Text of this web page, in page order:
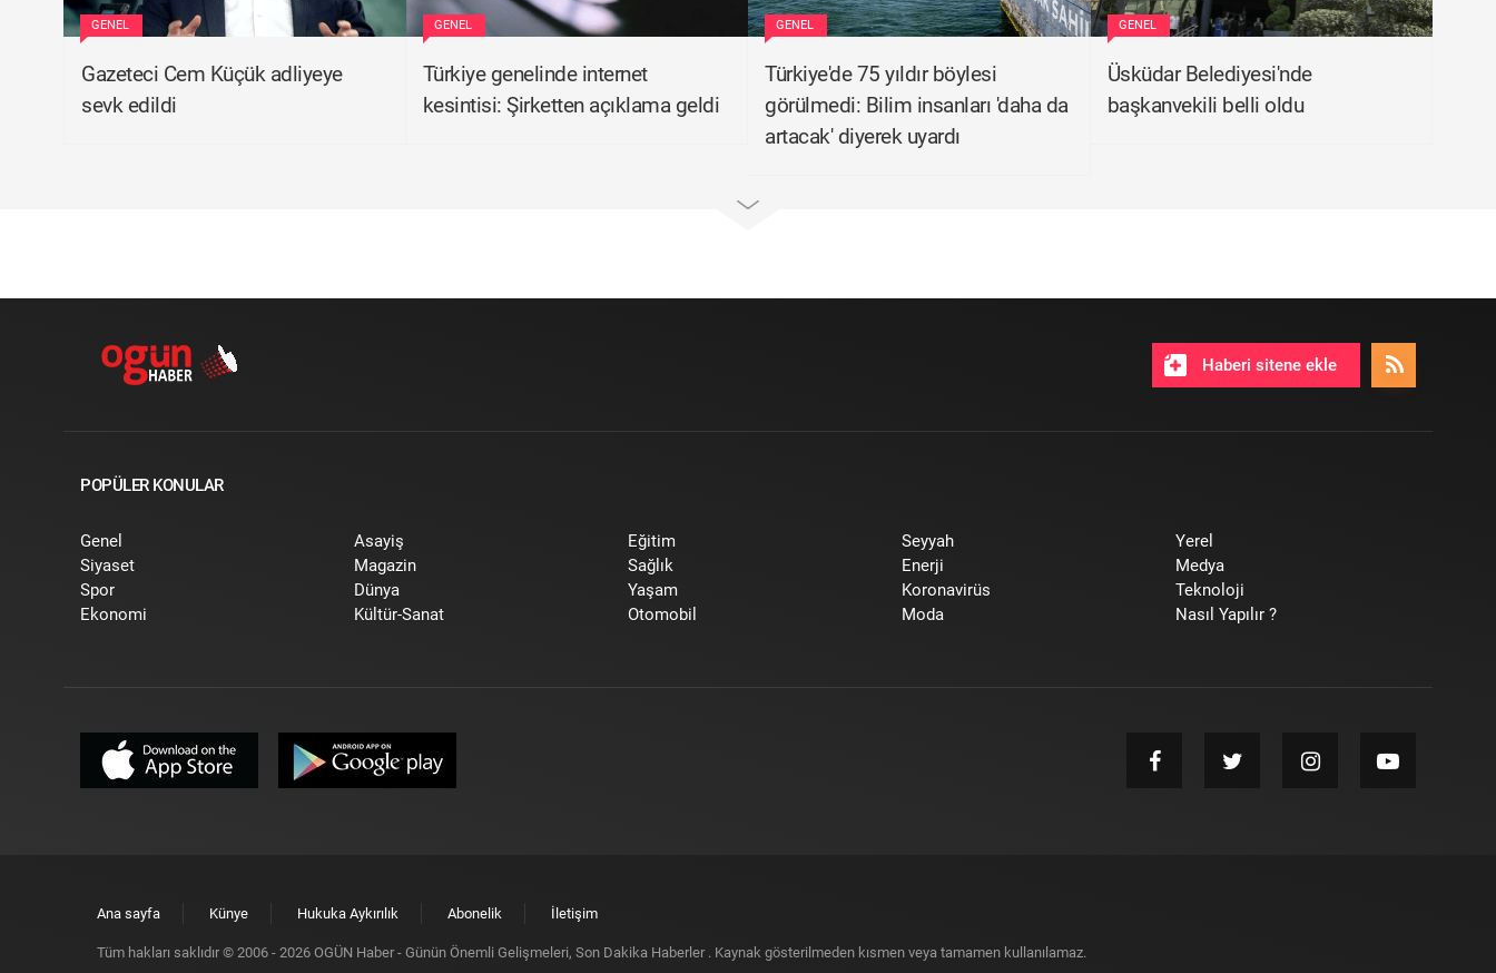
GENEL
Gazeteci Cem Küçük adliyeye
sevk edildi
GENEL
Türkiye genelinde internet
kesintisi: Şirketten açıklama geldi
GENEL
Türkiye'de 75 yıldır böylesi
görülmedi: Bilim insanları 'daha da
artacak' diyerek uyardı
GENEL
Üsküdar Belediyesi'nde
başkanvekili belli oldu
Haberi sitene ekle
POPÜLER KONULAR
Genel
Siyaset
Spor
Ekonomi
Asayiş
Magazin
Dünya
Kültür-Sanat
Eğitim
Sağlık
Yaşam
Otomobil
Seyyah
Enerji
Koronavirüs
Moda
Yerel
Medya
Teknoloji
Nasıl Yapılır ?
Ana sayfa Künye Hukuka Aykırılık Abonelik İletişim
Tüm hakları saklıdır © 2006 - 2026 OGÜN Haber - Günün Önemli Gelişmeleri, Son Dakika Haberler . Kaynak gösterilmeden kısmen veya tamamen kullanılamaz.